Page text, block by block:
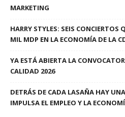
MARKETING
HARRY STYLES: SEIS CONCIERTOS
MIL MDP EN LA ECONOMÍA DE LA
YA ESTÁ ABIERTA LA
CALIDAD 2026
DETRÁS DE CADA LASAÑA HAY
IMPULSA EL EMPLEO Y LA